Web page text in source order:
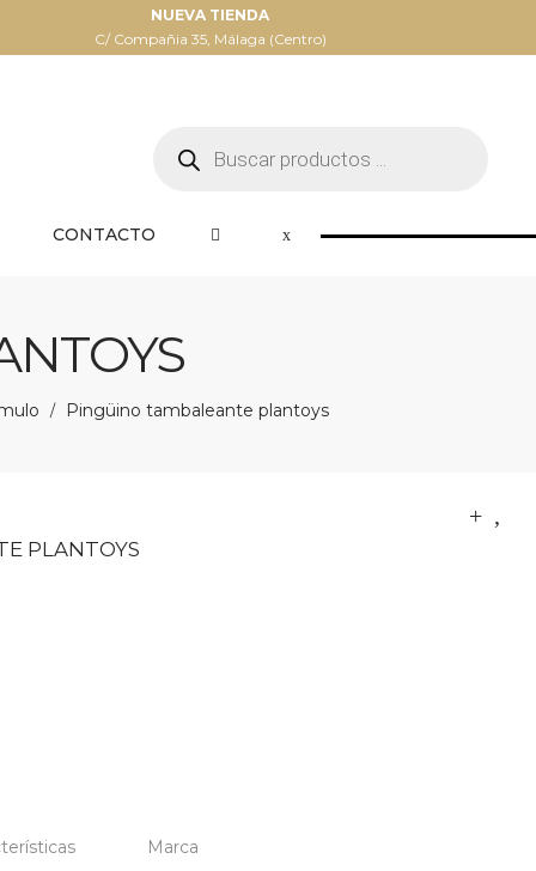
NUEVA TIENDA
C/ Compañia 35, Málaga (Centro)
productos
CONTACTO
/ Pingüino tambaleante plantoys
PLANTOYS
Marca